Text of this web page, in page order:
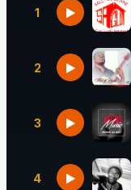
1
2
3
4